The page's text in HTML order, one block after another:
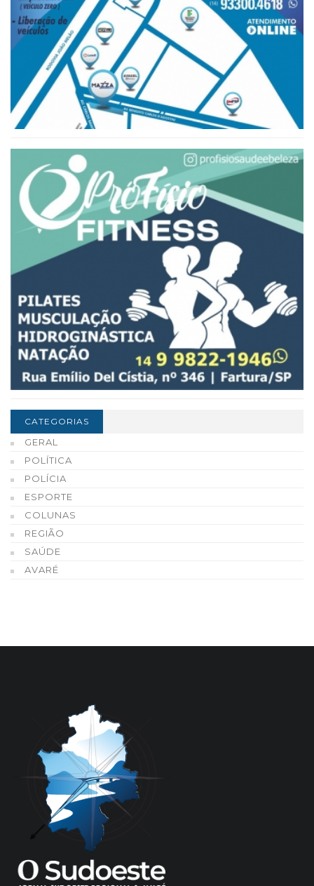
CATEGORIAS
GERAL
POLÍTICA
POLÍCIA
ESPORTE
COLUNAS
REGIÃO
SAÚDE
AVARÉ